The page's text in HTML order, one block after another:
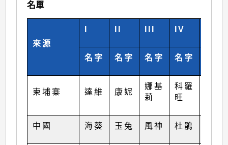
名單
來源
IV
名字 名字 名字 名字
柬埔寨 達維 康妮
娜基
莉
科羅
旺
中國 海葵 玉兔 風神 杜鵑